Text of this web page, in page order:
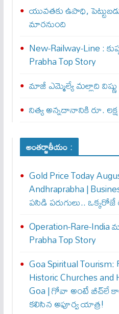
యువతకు ఉపాధి,
మారనుంది
New-Railway-Line :
Prabha Top Story
మాజీ ఎమ్మెల్యే మల్లాది విష్ణు
నిత్య అన్నదానానికి రూ.
అంతర్జాతీయం :
Gold Price Today
Andhraprabha |
పసిడి పరుగులు..
Operation-Rare-
Prabha Top Story
Goa Spiritual
Historic Churches
Goa | గోవా అంటే బీచ్‌లే
కలిసిన అపూర్వ యాత్ర!